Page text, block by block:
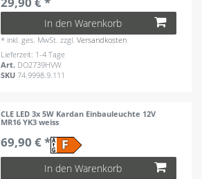
In den Warenkorb
* inkl. ges. MwSt. zzgl.Versandkosten
Lieferzeit: 1-4 Tage
Art. DO2739HVW
SKU74.9998.9.111
CLE LED 3x 5W Kardan Einbauleuchte 12V
MR16 YK3 weiss
69,90 € *
In den Warenkorb